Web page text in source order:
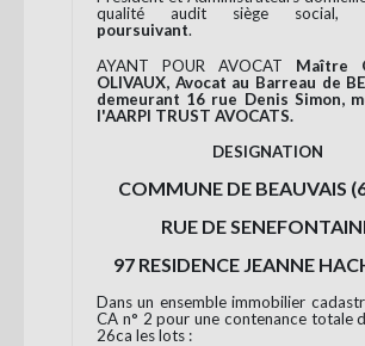
qualité audit siège social,
poursuivant.
AYANT POUR AVOCAT Maître
OLIVAUX, Avocat au Barreau de
demeurant 16 rue Denis Simon,
l'AARPI TRUST AVOCATS.
DESIGNATION
COMMUNE DE BEAUVAIS
RUE DE
97 RESIDENCE JEANNE
Dans un ensemble immobilier
CA n° 2 pour une contenance totale
26ca les lots :